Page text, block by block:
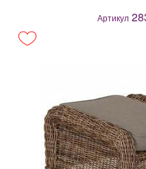
Артикул